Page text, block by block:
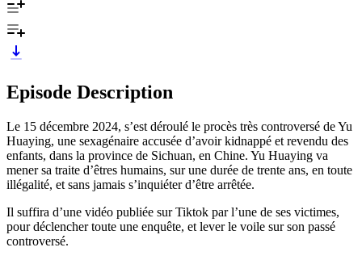
Episode Description
Le 15 décembre 2024, s’est déroulé le procès très controversé de Yu
Huaying, une sexagénaire accusée d’avoir kidnappé et revendu des
enfants, dans la province de Sichuan, en Chine. Yu Huaying va
mener sa traite d’êtres humains, sur une durée de trente ans, en toute
illégalité, et sans jamais s’inquiéter d’être arrêtée.
Il suffira d’une vidéo publiée sur Tiktok par l’une de ses victimes,
pour déclencher toute une enquête, et lever le voile sur son passé
controversé.